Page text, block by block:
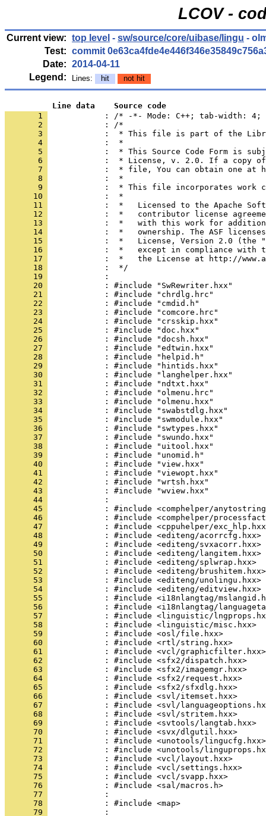
LCOV -
Current view: top level - sw/source/core/uibase/lingu -
Test: commit
Date: 2014-04-11
Legend:
Lines: hit not hit
          Line data    Source code
       1
: /* -*- Mode: C++; tab-width:
       2
       3
       4
       5
       6
       7
       8
       9
      10
      11
      12
      13
      14
      15
      16
      17
      18
      19
      20
      21
      22
      23
      24
      25
      26
      27
      28
      29
      30
      31
      32
      33
      34
      35
      36
      37
      38
      39
      40
      41
      42
      43
      44
      45
      46
      47
      48
      49
      50
      51
      52
      53
      54
      55
      56
      57
      58
      59
      60
      61
      62
      63
      64
      65
      66
      67
      68
      69
      70
      71
      72
      73
      74
      75
      76
      77
      78
      79